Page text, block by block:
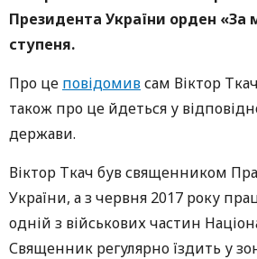
Президента України орден «За
ступеня.
Про це повідомивсам Віктор
також про це йдеться у
держави.
Віктор Ткач був священником
України, а з червня 2017 року
одній з військових частин
Священник регулярно їздить у